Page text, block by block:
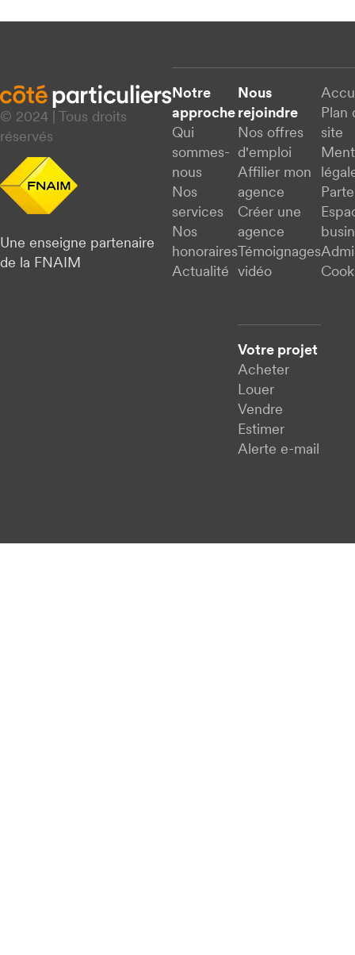
© 2024 | Tous droits
réservés
Une enseigne partenaire
de la FNAIM
Notre
approche
Qui
sommes-
nous
Nos
services
Nos
honoraires
Actualité
Nous
rejoindre
Nos offres
d'emploi
Affilier mon
agence
Créer une
agence
Témoignages
vidéo
Votre projet
Acheter
Louer
Vendre
Estimer
Alerte e-mail
Plan
site